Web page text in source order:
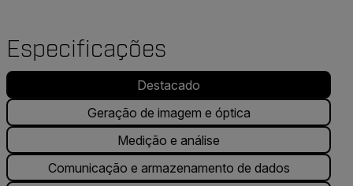
Especificações
Destacado
Geração de imagem e óptica
Medição e análise
Comunicação e armazenamento de dados